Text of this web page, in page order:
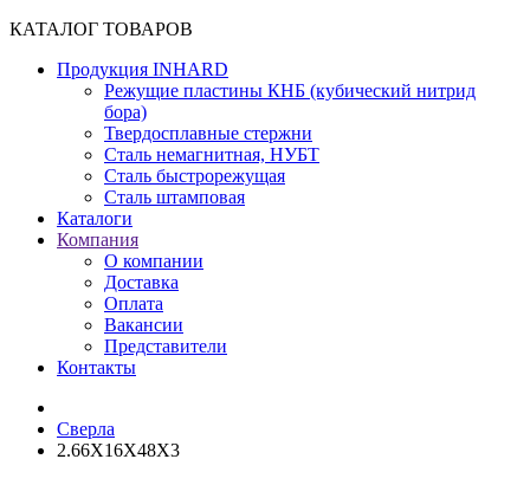
КАТАЛОГ ТОВАРОВ
Продукция INHARD
Режущие пластины КНБ (кубический нитрид
бора)
Твердосплавные стержни
Сталь немагнитная, НУБТ
Сталь быстрорежущая
Сталь штамповая
Каталоги
Компания
О компании
Доставка
Оплата
Вакансии
Представители
Контакты
Сверла
2.66X16X48X3